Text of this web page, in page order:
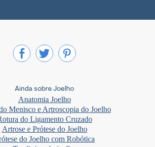
Ainda sobre Joelho
Anatomia Joelho
Menisco e Artroscopia do Joelho
do Ligamento Cruzado
Artrose e Prótese do Joelho
do Joelho com Robótica